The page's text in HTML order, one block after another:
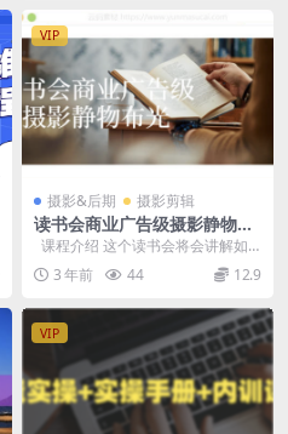
VIP
摄影&后期 摄影剪辑
读书会商业广告级摄影静物布
光
课程介绍 这个读书会将会讲解如
何拍摄商业广告风格的静物照片，
并重点...
3 年前 44 12.9
VIP